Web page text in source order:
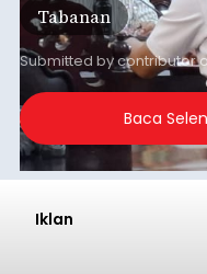
Tabanan
Submitted bycontributor
Baca
Iklan